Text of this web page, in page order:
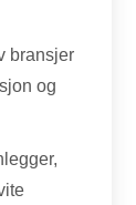
bransjer
og